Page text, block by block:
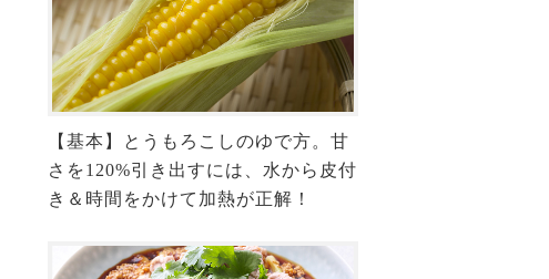
【基本】とうもろこしのゆで方。甘
さを120%引き出すには、水から皮付
き＆時間をかけて加熱が正解！